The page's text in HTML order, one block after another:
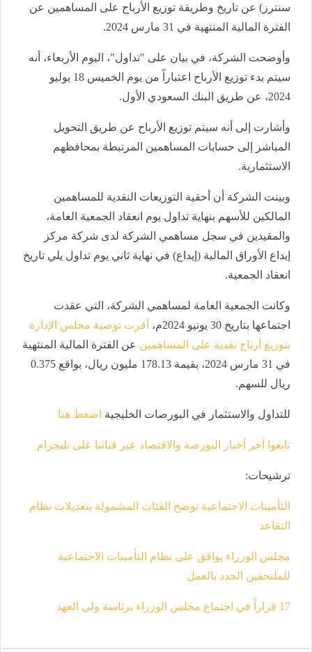
سنترز) عن تاريخ وطريقة توزيع الأرباح على المساهمين عن
الفترة المالية المنتهية في 31 مارس 2024 .
وأوضحت الشركة، في بيان على "تداول"، اليوم الأربعاء، أنه
سيتم بدء توزيع الأرباح اعتباراً من يوم الخميس 18 يوليو
2024، عن طريق البنك السعودي الأول.
وأشارت إلى أنه سيتم توزيع الأرباح عن طريق التحويل
المباشر إلى حسابات المساهمين المرتبطة بمحافظهم
الاستثمارية.
وبينت الشركة أن أحقية التوزيعات النقدية للمساهمين
المالكين للأسهم بنهاية تداول يوم انعقاد الجمعية العامة،
والمقيدين في سجل مساهمي الشركة لدى شركة مركز
إيداع الأوراق المالية (إيداع) في نهاية ثاني يوم تداول يلي تاريخ
انعقاد الجمعية.
وكانت الجمعية العامة لمساهمي الشركة، التي عقدت
اجتماعها بتاريخ 30 يونيو 2024م،
أقرت توصية مجلس الإدارة
بتوزيع أرباح نقدية على المساهمين عن الفترة المالية المنتهية
في 31 مارس 2024، بقيمة 178.13 مليون ريال، بواقع 0.375
ريال للسهم.
للتداول والاستثمار في البورصات الخليجية اضغط هنا
تابعوا آخر أخبار البورصة والاقتصاد عبر قناتنا على تليجرام
ترشيحات:
التأمينات الاجتماعية توضح الفئات المشمولة بتعديلات نظام
التقاعد
مجلس الوزراء يوافق على نظام التأمينات الاجتماعية
للملتحقين الجدد بالعمل
17 قراراً في اجتماع مجلس الوزراء برئاسة ولي العهد